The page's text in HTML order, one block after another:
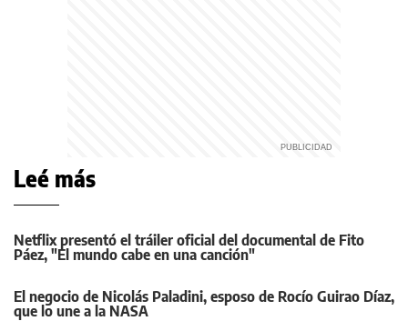
Leé más
Netflix presentó el tráiler oficial del documental de Fito
Páez, "El mundo cabe en una canción"
El negocio de Nicolás Paladini, esposo de Rocío Guirao Díaz,
que lo une a la NASA